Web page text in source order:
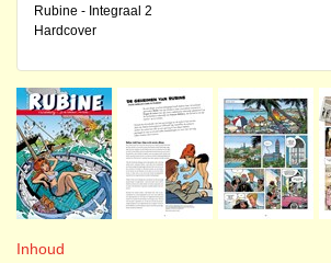
Rubine - Integraal 2
Hardcover
Inhoud